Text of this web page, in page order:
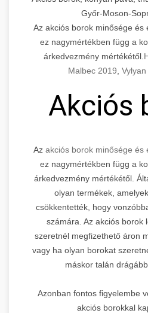
Győr-Moson-
Az akciós borok minősége és
ez nagymértékben függ a
árkedvezmény mértékétől.
Malbec 2019
Akciós
Az akciós borok minősége és
ez nagymértékben függ a
árkedvezmény mértékétől.
olyan termékek,
csökkentették, hogy
számára. Az akciós borok
szeretnél megfizethető áron
vagy ha olyan borokat
máskor talán
Azonban fontos figyelembe
akciós borokkal